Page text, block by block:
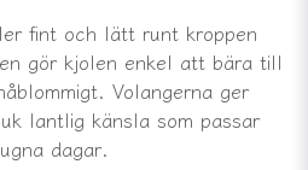
fint och lätt runt kroppen
gör kjolen enkel att bära till
Volangerna ger
lantlig känsla som passar
dagar.